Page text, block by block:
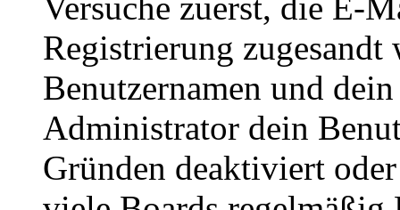
Registrierung
Benutzernamen und
Administrator dein
Gründen deaktiviert